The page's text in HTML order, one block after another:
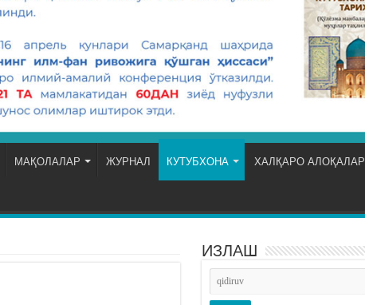
МАҚОЛАЛАР ЖУРНАЛ КУТУБХОНА ХАЛҚАРО АЛОҚАЛАР
ИЗЛАШ